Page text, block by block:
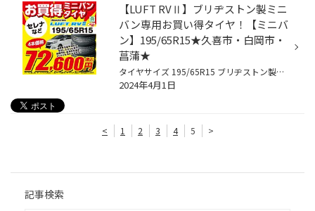
【LUFT RVⅡ】ブリヂストン製ミニ
バン専用お買い得タイヤ！【ミニバ
ン】195/65R15★久喜市・白岡市・
菖蒲★
タイヤサイズ 195/65R15 ブリヂストン製ミニバン専用タイヤのエントリーモデルです。 燃費、走行安定性、排水性能、ライフのバランスが良く、 コストパフォーマンスに優れます。 ＊お取り寄せとなる場合がございます。 他にも… ブリヂストンオンラインストアでは、様々なタイヤをご購入いただけます...
2024年4月1日
< 1 2 3 4 5 >
記事検索